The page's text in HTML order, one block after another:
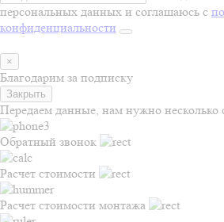
персональных данных и соглашаюсь с
конфиденциальности
×
Благодарим за подписку
Закрыть
Передаем данные, нам нужно несколько
Обратный звонок
Расчет стоимости
Расчет стоимости монтажа